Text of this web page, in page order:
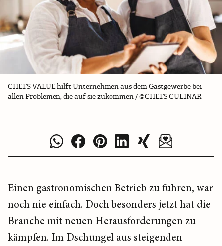
CHEFS VALUE hilft Unternehmen aus dem Gastgewerbe bei
allen Problemen, die auf sie zukommen / ©CHEFS CULINAR
Einen gastronomischen Betrieb zu führen, war
noch nie einfach. Doch besonders jetzt hat die
Branche mit neuen Herausforderungen zu
kämpfen. Im Dschungel aus steigenden